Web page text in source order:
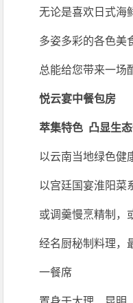
无论是喜欢日式海
多姿多彩的各色美
总能给您带来一场
悦云宴中餐包房
萃集特色 凸显生
以云南当地绿色健
以宫廷国宴淮阳菜
或调羹慢烹精制，
经名厨秘制料理，
一餐席